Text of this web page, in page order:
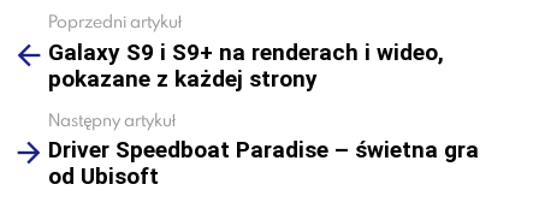
more
Poprzedni artykuł
Galaxy S9 i S9+ na renderach i wideo,
pokazane z każdej strony
Następny artykuł
Driver Speedboat Paradise – świetna gra
od Ubisoft